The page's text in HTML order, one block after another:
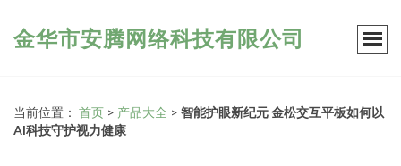
金华市安腾网络科技有限公司
当前位置： 首页 > 产品大全 > 智能护眼新纪元 金松交互平板如何以
AI科技守护视力健康